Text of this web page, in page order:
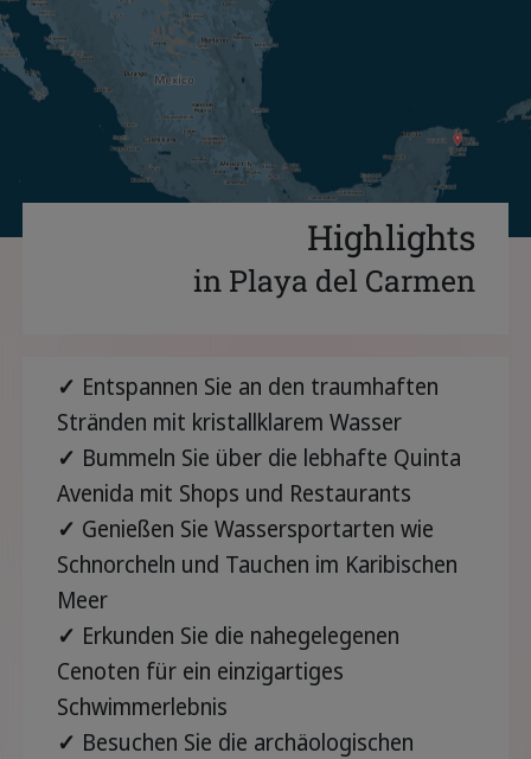
Highlights
in Playa del Carmen
✓ Entspannen Sie an den traumhaften
Stränden mit kristallklarem Wasser
✓ Bummeln Sie über die lebhafte Quinta
Avenida mit Shops und Restaurants
✓ Genießen Sie Wassersportarten wie
Schnorcheln und Tauchen im Karibischen
Meer
✓ Erkunden Sie die nahegelegenen
Cenoten für ein einzigartiges
Schwimmerlebnis
✓ Besuchen Sie die archäologischen